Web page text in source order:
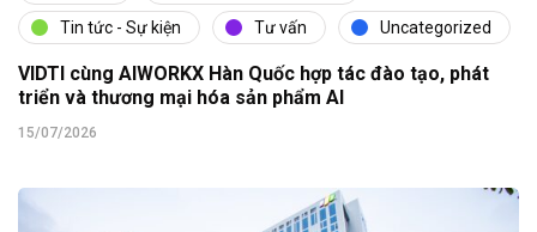
Tin tức - Sự kiện Tư vấn Uncategorized
VIDTI cùng AIWORKX Hàn Quốc hợp tác đào tạo, phát
triển và thương mại hóa sản phẩm AI
15/07/2026